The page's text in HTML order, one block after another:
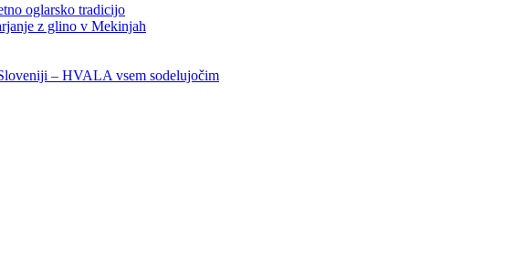
oglarsko tradicijo
z glino v Mekinjah
– HVALA vsem sodelujočim